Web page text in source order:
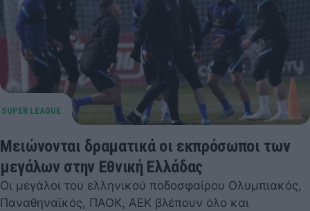
Μειώνονται δραματικά οι εκπρόσωποι των
μεγάλων στην Εθνική Ελλάδας
Οι μεγάλοι του ελληνικού ποδοσφαίρου Ολυμπιακός,
Παναθηναϊκός, ΠΑΟΚ, ΑΕΚ βλέπουν όλο και